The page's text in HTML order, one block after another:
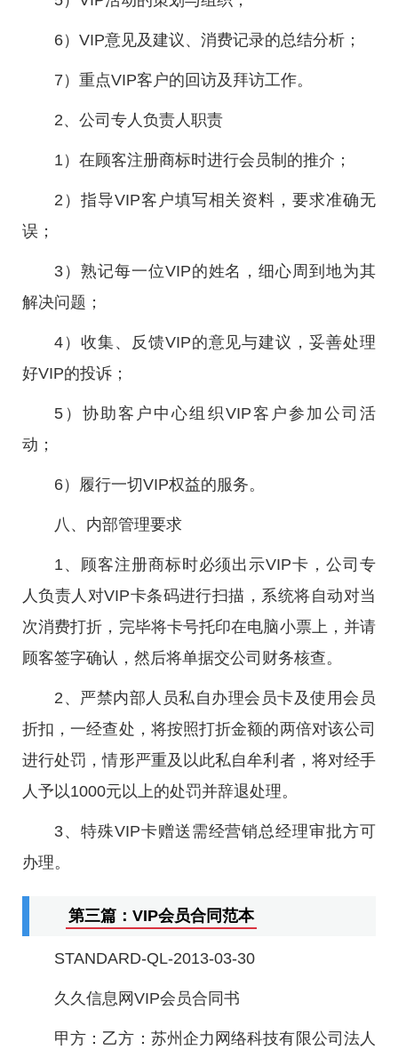
6）VIP意见及建议、消费记录的总结分析；
7）重点VIP客户的回访及拜访工作。
2、公司专人负责人职责
1）在顾客注册商标时进行会员制的推介；
2）指导VIP客户填写相关资料，要求准确无
误；
3）熟记每一位VIP的姓名，细心周到地为其
解决问题；
4）收集、反馈VIP的意见与建议，妥善处理
好VIP的投诉；
5）协助客户中心组织VIP客户参加公司活
动；
6）履行一切VIP权益的服务。
八、内部管理要求
1、顾客注册商标时必须出示VIP卡，公司专
人负责人对VIP卡条码进行扫描，系统将自动对当
次消费打折，完毕将卡号托印在电脑小票上，并请
顾客签字确认，然后将单据交公司财务核查。
2、严禁内部人员私自办理会员卡及使用会员
折扣，一经查处，将按照打折金额的两倍对该公司
进行处罚，情形严重及以此私自牟利者，将对经手
人予以1000元以上的处罚并辞退处理。
3、特殊VIP卡赠送需经营销总经理审批方可
办理。
第三篇：VIP会员合同范本
STANDARD-QL-2013-03-30
久久信息网VIP会员合同书
甲方：乙方：苏州企力网络科技有限公司法人